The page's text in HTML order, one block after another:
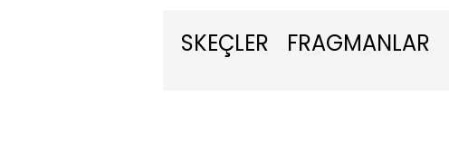
SKEÇLER FRAGMANLAR